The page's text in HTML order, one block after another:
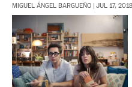
MIGUEL ÁNGEL BARGUEÑO | JUL 17,